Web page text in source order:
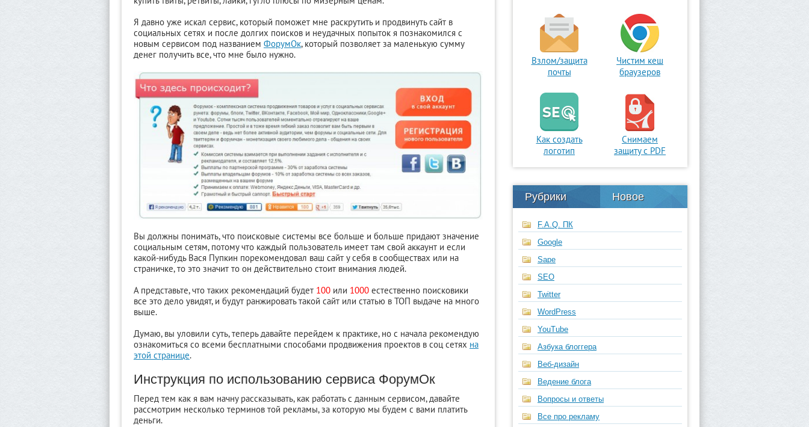
Я давно уже искал сервис, который поможет мне раскрутить и продвинуть сайт в
социальных сетях и после долгих поисков и неудачных попыток я познакомился с
новым сервисом под названием ФорумОк, который позволяет за маленькую сумму
денег получить все, что мне было нужно.
Вы должны понимать, что поисковые системы все больше и больше придают значение
социальным сетям, потому что каждый пользователь имеет там свой аккаунт и если
какой-нибудь Вася Пупкин порекомендовал ваш сайт у себя в сообществах или на
страничке, то это значит то он действительно стоит внимания людей.
А представьте, что таких рекомендаций будет 100 или 1000 естественно поисковики
все это дело увидят, и будут ранжировать такой сайт или статью в ТОП выдаче на много
выше.
Думаю, вы уловили суть, теперь давайте перейдем к практике, но с начала рекомендую
ознакомиться со всеми бесплатными способами продвижения проектов в соц сетях на
этой странице.
Инструкция по использованию сервиса ФорумОк
Перед тем как я вам начну рассказывать, как работать с данным сервисом, давайте
рассмотрим несколько терминов той рекламы, за которую мы будем с вами платить
деньги.
Взлом/защита
почты
Чистим кеш
браузеров
Как создать
логотип
Снимаем
защиту с PDF
Рубрики Новое
F.A.Q. ПК
Google
Sape
SEO
Twitter
WordPress
YouTube
Азбука блоггера
Веб-дизайн
Ведение блога
Вопросы и ответы
Все про рекламу